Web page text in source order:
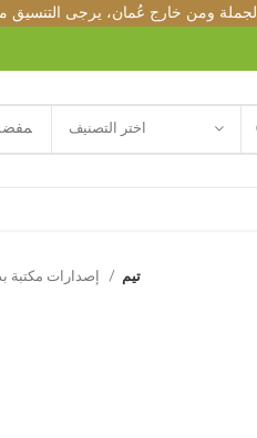
الجملة ومن خارج عُمان، يرجى
اختر التصنيف
تيم